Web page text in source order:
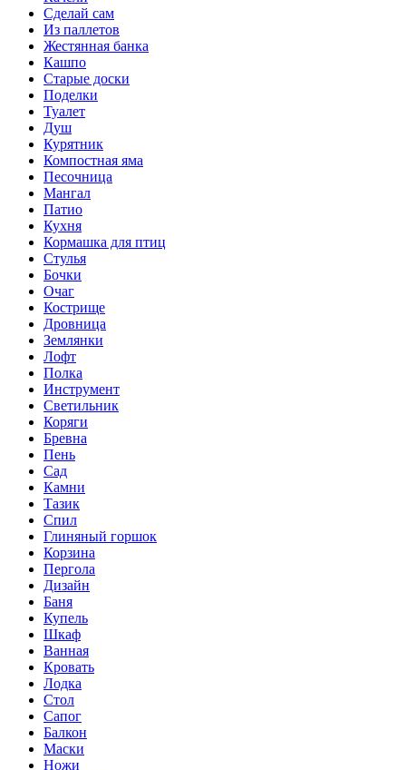
Сделай сам
Из паллетов
Жестянная банка
Кашпо
Старые доски
Поделки
Туалет
Душ
Курятник
Компостная яма
Песочница
Мангал
Патио
Кухня
Кормашка для птиц
Стулья
Бочки
Очаг
Кострище
Дровница
Землянки
Лофт
Полка
Инструмент
Светильник
Коряги
Бревна
Пень
Сад
Камни
Тазик
Спил
Глиняный горшок
Корзина
Пергола
Дизайн
Баня
Купель
Шкаф
Ванная
Кровать
Лодка
Стол
Сапог
Балкон
Маски
Ножи